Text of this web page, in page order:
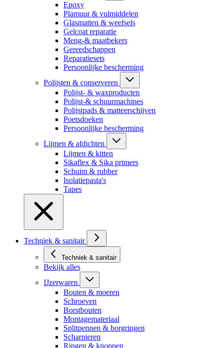
Epoxy
Plamuur & vulmiddelen
Glasmatten & weefsels
Gelcoat reparatie
Meng-& maatbekers
Gereedschappen
Reparatiesets
Persoonlijke bescherming
Polijsten & conserveren
Polijst- & waxproducten
Polijst-& schuurmachines
Polijstpads & matteerschijven
Poetsdoeken
Persoonlijke bescherming
Lijmen & afdichten
Lijmen & kitten
Sikaflex & Sika primers
Schuim & rubber
Isolatiepasta's
Tapes
Techniek & sanitair
Techniek & sanitair
Bekijk alles
IJzerwaren
Bouten & moeren
Schroeven
Borstbouten
Montagemateriaal
Splitpennen & borgringen
Scharnieren
Ringen & knoppen